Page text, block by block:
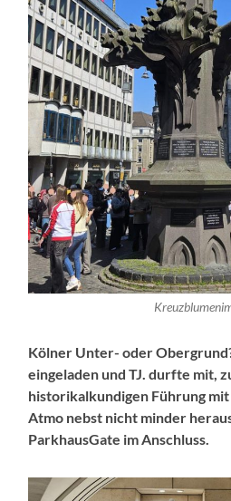
Kölner Unter- oder
eingeladen und TJ. durfte mit,
historikalkundigen Führung
Atmo nebst nicht minder
ParkhausGate im Anschluss.